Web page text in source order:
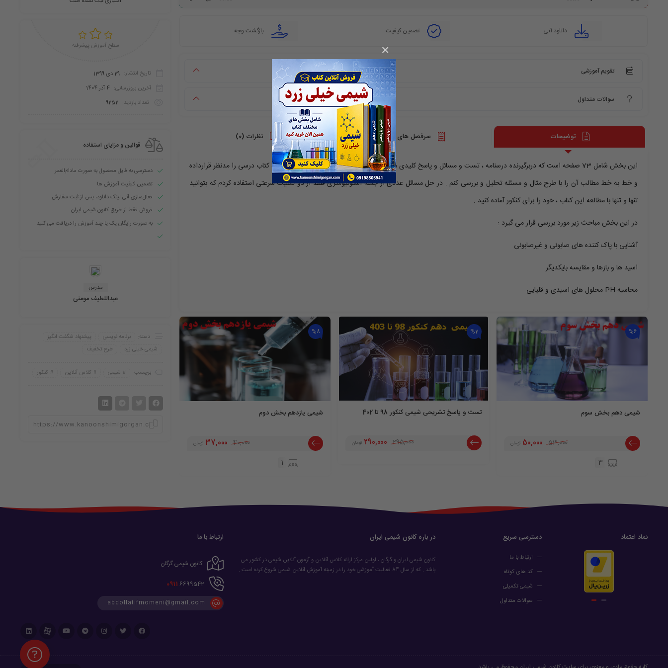
×
دانلود آنی تضمین کیفیت بازگشت وجه
تقویم آموزشی
سوالات متداول
توضیحات سرفصل های دوره نظرات (0)
این بخش شامل 73 صفحه است که دربرگیرنده درسنامه ، تست و مسائل و پاسخ کلیدی می باشد . سعی کردم که در تالیف این بخش ، کتاب درسی را مدنظر قرارداده
و خط به خط مطالب آن را با طرح مثال و مسئله تحلیل و بررسی کنم . در حل مسائل عددی از جمله استوکیومتری فقط از دو تکنیک سرعتی استفاده کردم که بتوانید
تنها و تنها با مطالعه این کتاب ، خود را برای کنکور آماده کنید .
در این بخش مباحث زیر مورد بررسی قرار می گیرد :
آشنایی با پاک کننده های صابونی و غیرصابونی
اسید ها و بازها و مقایسه بایکدیگر
محاسبه PH محلول های اسیدی و قلیایی
%6
شیمی دهم بخش سوم
53,000
50,000 تومان
3
%2
تست و پاسخ تشریحی شیمی کنکور 98 تا 402
295,000
290,000 تومان
%8
شیمی یازدهم بخش دوم
40,000
37,000 تومان
1
سطح آموزش پیشرفته
تاریخ انتشار: 29 دی 1399
آخرین بروزرسانی: 4 آذر 1404
تعداد بازدید: 9252
قوانین و مزایای استفاده
دسترسی به فایل محصول به صورت مادام‌العمر
تضمین کیفیت آموزش ها
فعال‌سازی آنی لینک دانلود، پس از ثبت سفارش
فروش فقط از طریق کانون شیمی ایران
به صورت رایگان یک یا چند آموزش را دریافت می کنید.
مدرس
عبداللطیف مومنی
دسته: برنامه نویسی
پیشنهاد شگفت انگیز
شیمی خیلی زرد
طرح تخفیف
برچسب: شیمی کلاس آنلاین کنکور
نماد اعتماد دسترسی سریع
ارتباط با ما
کد های کوتاه
شیمی تکمیلی
سوالات متداول
در باره کانون شیمی ایران
کانون شیمی ایران و گرگان ، اولین مرکز ارائه کلاس آنلاین و آزمون آنلاین شیمی در کشور می
باشد . که از سال 84 فعالیت آموزشی خود را در زمینه آموزش آنلاین شیمی شروع کرده است .
ارتباط با ما
کانون شیمی گرگان
0911 6699542
abdollatifmomeni@gmail.com